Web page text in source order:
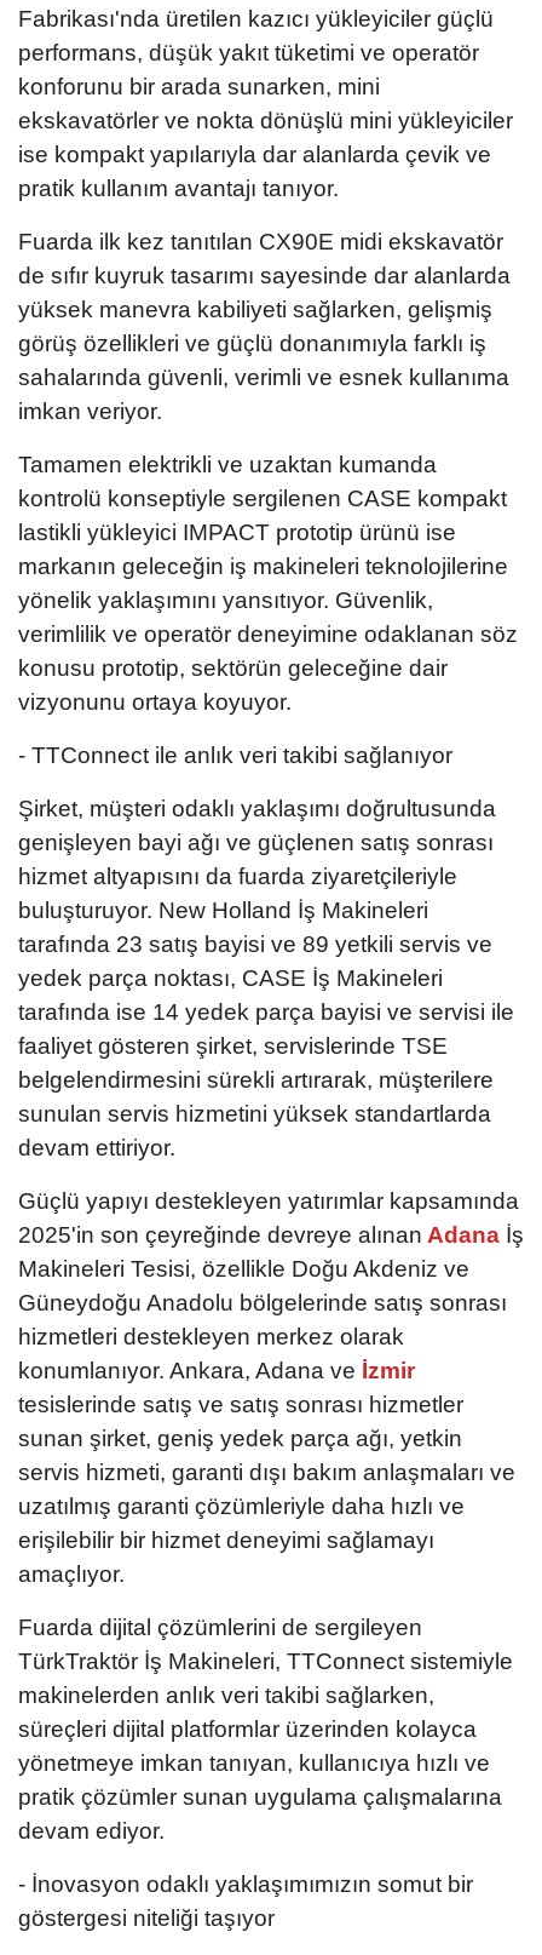
Fabrikası'nda üretilen kazıcı yükleyiciler güçlü
performans, düşük yakıt tüketimi ve operatör
konforunu bir arada sunarken, mini
ekskavatörler ve nokta dönüşlü mini yükleyiciler
ise kompakt yapılarıyla dar alanlarda çevik ve
pratik kullanım avantajı tanıyor.
Fuarda ilk kez tanıtılan CX90E midi ekskavatör
de sıfır kuyruk tasarımı sayesinde dar alanlarda
yüksek manevra kabiliyeti sağlarken, gelişmiş
görüş özellikleri ve güçlü donanımıyla farklı iş
sahalarında güvenli, verimli ve esnek kullanıma
imkan veriyor.
Tamamen elektrikli ve uzaktan kumanda
kontrolü konseptiyle sergilenen CASE kompakt
lastikli yükleyici IMPACT prototip ürünü ise
markanın geleceğin iş makineleri teknolojilerine
yönelik yaklaşımını yansıtıyor. Güvenlik,
verimlilik ve operatör deneyimine odaklanan söz
konusu prototip, sektörün geleceğine dair
vizyonunu ortaya koyuyor.
- TTConnect ile anlık veri takibi sağlanıyor
Şirket, müşteri odaklı yaklaşımı doğrultusunda
genişleyen bayi ağı ve güçlenen satış sonrası
hizmet altyapısını da fuarda ziyaretçileriyle
buluşturuyor. New Holland İş Makineleri
tarafında 23 satış bayisi ve 89 yetkili servis ve
yedek parça noktası, CASE İş Makineleri
tarafında ise 14 yedek parça bayisi ve servisi ile
faaliyet gösteren şirket, servislerinde TSE
belgelendirmesini sürekli artırarak, müşterilere
sunulan servis hizmetini yüksek standartlarda
devam ettiriyor.
Güçlü yapıyı destekleyen yatırımlar kapsamında
2025'in son çeyreğinde devreye alınan Adana İş
Makineleri Tesisi, özellikle Doğu Akdeniz ve
Güneydoğu Anadolu bölgelerinde satış sonrası
hizmetleri destekleyen merkez olarak
konumlanıyor. Ankara, Adana ve İzmir
tesislerinde satış ve satış sonrası hizmetler
sunan şirket, geniş yedek parça ağı, yetkin
servis hizmeti, garanti dışı bakım anlaşmaları ve
uzatılmış garanti çözümleriyle daha hızlı ve
erişilebilir bir hizmet deneyimi sağlamayı
amaçlıyor.
Fuarda dijital çözümlerini de sergileyen
TürkTraktör İş Makineleri, TTConnect sistemiyle
makinelerden anlık veri takibi sağlarken,
süreçleri dijital platformlar üzerinden kolayca
yönetmeye imkan tanıyan, kullanıcıya hızlı ve
pratik çözümler sunan uygulama çalışmalarına
devam ediyor.
- İnovasyon odaklı yaklaşımımızın somut bir
göstergesi niteliği taşıyor